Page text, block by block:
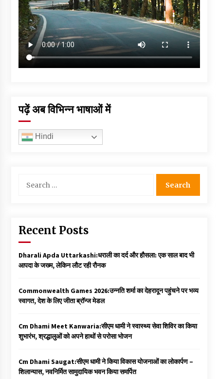
पढ़ें अब विभिन्न भाषाओं में
Hindi
for:
Recent Posts
Dharali Apda Uttarkashi:धराली का दर्द और हौसला: एक साल बाद भी
आपदा के जख्म, लेकिन लौट रही रौनक
Commonwealth Games 2026:उन्नति शर्मा का देहरादून पहुंचने पर भव्य
स्वागत, देश के लिए जीता ब्रॉन्ज मेडल
Cm Dhami Meet Kanwaria:सीएम धामी ने स्वास्थ्य सेवा शिविर का किया
शुभारंभ, श्रद्धालुओं को अपने हाथों से परोसा भोजन
Cm Dhami Saugat:सीएम धामी ने किया विकास योजनाओं का लोकार्पण –
शिलान्यास, नवनिर्मित सामुदायिक भवन किया समर्पित